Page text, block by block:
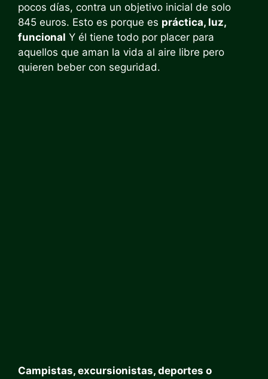
pocos días, contra un objetivo inicial de solo
845 euros. Esto es porque es práctica, luz,
funcional Y él tiene todo por placer para
aquellos que aman la vida al aire libre pero
quieren beber con seguridad.
Campistas, excursionistas, deportes o